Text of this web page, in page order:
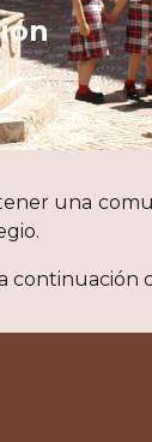
una
continuación